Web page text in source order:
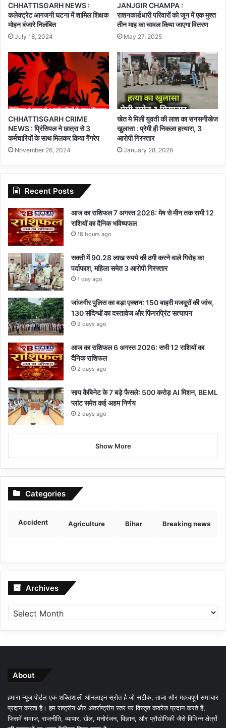
CHHATTISGARH NEWS :
कलेक्ट्रेट आगजनी घटना में शामिल शिक्षक
मोहन बंजारे निलंबित
July 18, 2024
JANJGIR CHAMPA :
राशनकार्डधारी परिवारों को जून में एक मुश्त
तीन माह का चावल किया जाएगा वितरण
May 27, 2025
CHHATTISGARH CRIME
NEWS : प्रिंसिपल ने छात्रा से 3
कर्मचारियों के साथ मिलकर किया गैंगरेप
November 26, 2024
खेत मे मिली युवती की लाश का सनसनीखेज
खुलासा : प्रेमी ही निकला हत्यारा, 3
आरोपी गिरफ्तार
January 28, 2026
Recent Posts
आज का राशिफल 7 अगस्त 2026: मेष से मीन तक सभी 12
राशियों का दैनिक भविष्यफल
18 hours ago
सक्ती में 90.28 लाख रुपये की ठगी करने वाले गिरोह का
पर्दाफाश, महिला समेत 3 आरोपी गिरफ्तार
1 day ago
जांजगीर पुलिस का बड़ा एक्शन: 150 बाहरी मजदूरों की जांच,
130 संदिग्धों का दस्तावेज और फिंगरप्रिंट सत्यापन
2 days ago
आज का राशिफल 6 अगस्त 2026: सभी 12 राशियों का
दैनिक राशिफल
2 days ago
साय कैबिनेट के 7 बड़े फैसले: 500 करोड़ AI मिशन, BEML
प्लांट समेत कई अहम निर्णय
2 days ago
Show More
Categories
Accident Agriculture Bihar Breaking news
Archives Archives
About
हमारा न्यूज़ पोर्टल एक शक्तिशाली ऑनलाइन स्रोत है जो सटीक, ताजा और महत्वपूर्ण समाचार
प्रदान करता है। हम राष्ट्रीय और अंतर्राष्ट्रीय स्तर पर विस्तृत कवरेज प्रदान करते हैं,
जिसमें समाज, राजनीति, व्यापार, खेल, मनोरंजन, विज्ञान, और प्रौद्योगिकी जैसे विभिन्न क्षेत्रों